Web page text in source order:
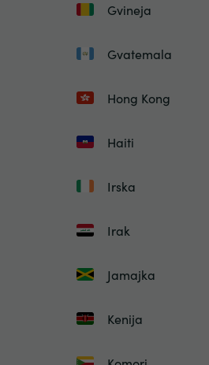
Gvineja
Gvatemala
Hong Kong
Haiti
Irska
Irak
Jamajka
Kenija